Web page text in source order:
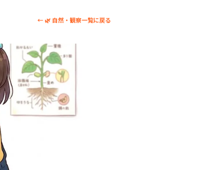
← 🌿 自然・観察一覧に戻る